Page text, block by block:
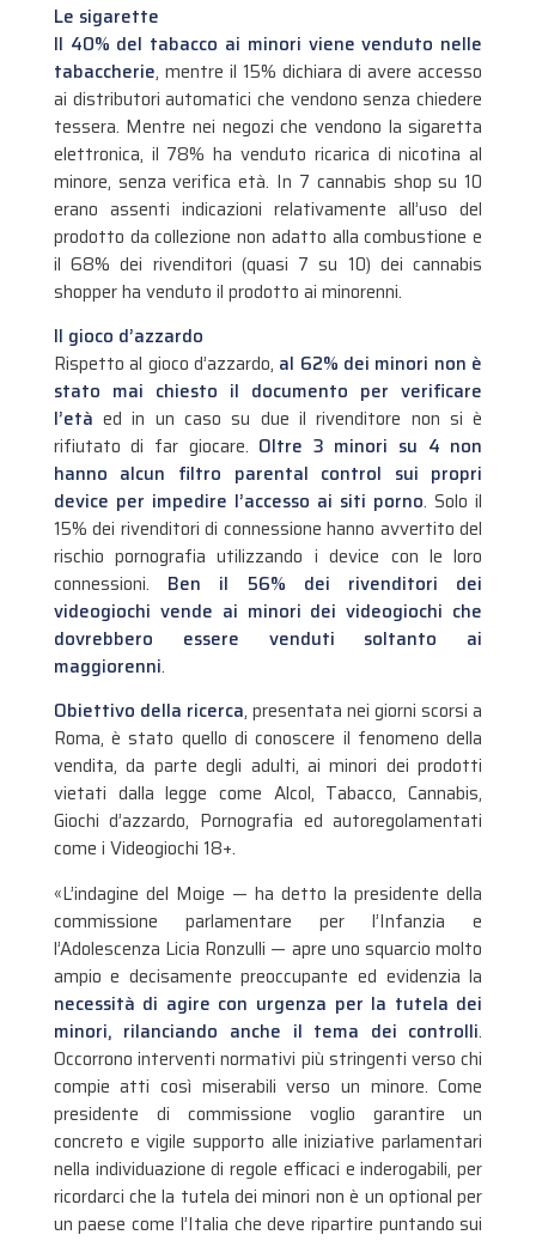
Le sigarette
Il 40% del tabacco ai minori viene venduto nelle
tabaccherie, mentre il 15% dichiara di avere accesso
ai distributori automatici che vendono senza chiedere
tessera. Mentre nei negozi che vendono la sigaretta
elettronica, il 78% ha venduto ricarica di nicotina al
minore, senza verifica età. In 7 cannabis shop su 10
erano assenti indicazioni relativamente all’uso del
prodotto da collezione non adatto alla combustione e
il 68% dei rivenditori (quasi 7 su 10) dei cannabis
shopper ha venduto il prodotto ai minorenni.
Il gioco d’azzardo
Rispetto al gioco d’azzardo, al 62% dei minori non è
stato mai chiesto il documento per verificare
l’età ed in un caso su due il rivenditore non si è
rifiutato di far giocare. Oltre 3 minori su 4 non
hanno alcun filtro parental control sui propri
device per impedire l’accesso ai siti porno. Solo il
15% dei rivenditori di connessione hanno avvertito del
rischio pornografia utilizzando i device con le loro
connessioni. Ben il 56% dei rivenditori dei
videogiochi vende ai minori dei videogiochi che
dovrebbero essere venduti soltanto ai
maggiorenni.
Obiettivo della ricerca, presentata nei giorni scorsi a
Roma, è stato quello di conoscere il fenomeno della
vendita, da parte degli adulti, ai minori dei prodotti
vietati dalla legge come Alcol, Tabacco, Cannabis,
Giochi d’azzardo, Pornografia ed autoregolamentati
come i Videogiochi 18+.
«L’indagine del Moige — ha detto la presidente della
commissione parlamentare per l’Infanzia e
l’Adolescenza Licia Ronzulli — apre uno squarcio molto
ampio e decisamente preoccupante ed evidenzia la
necessità di agire con urgenza per la tutela dei
minori, rilanciando anche il tema dei controlli.
Occorrono interventi normativi più stringenti verso chi
compie atti così miserabili verso un minore. Come
presidente di commissione voglio garantire un
concreto e vigile supporto alle iniziative parlamentari
nella individuazione di regole efficaci e inderogabili, per
ricordarci che la tutela dei minori non è un optional per
un paese come l’Italia che deve ripartire puntando sui